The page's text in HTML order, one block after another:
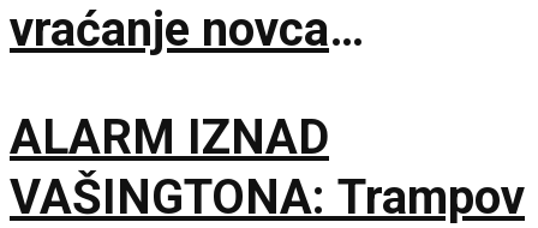
vraćanje novca
Ukrajini
ALARM IZNAD
VAŠINGTONA: Trampov